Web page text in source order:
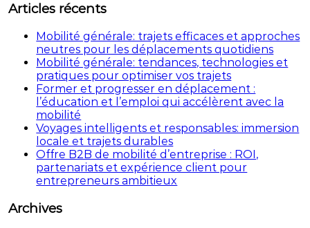
Articles récents
Mobilité générale: trajets efficaces et approches
neutres pour les déplacements quotidiens
Mobilité générale: tendances, technologies et
pratiques pour optimiser vos trajets
Former et progresser en déplacement :
l’éducation et l’emploi qui accélèrent avec la
mobilité
Voyages intelligents et responsables: immersion
locale et trajets durables
Offre B2B de mobilité d’entreprise : ROI,
partenariats et expérience client pour
entrepreneurs ambitieux
Archives